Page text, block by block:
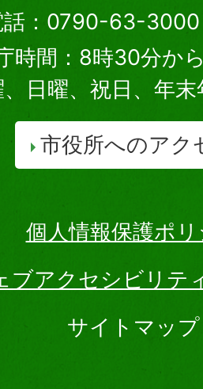
話：0790-63-3000
時間：8時30分か
、日曜、祝日、年
市役所へのアク
個人情報保護ポ
ブアクセシビリテ
サイトマップ